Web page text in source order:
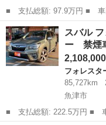
■ 支払総額: 97.9万円 ■ 車両本体価格： 770,000 円 ■ メーカー
名： スバル ■ 車種名：
ｉ－Ｌ アイサイト ４Ｗ
ロール 衝突...
富山 富山市
スバル
ー 禁煙
フォレスタ
85,727km
魚津市
■ 支払総額: 222.5万円 ■ 車両本体価格： 2,108,000 円 ■ メーカ